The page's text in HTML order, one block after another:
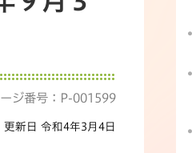
ジ番号：P-001599
更新日 令和4年3月4日